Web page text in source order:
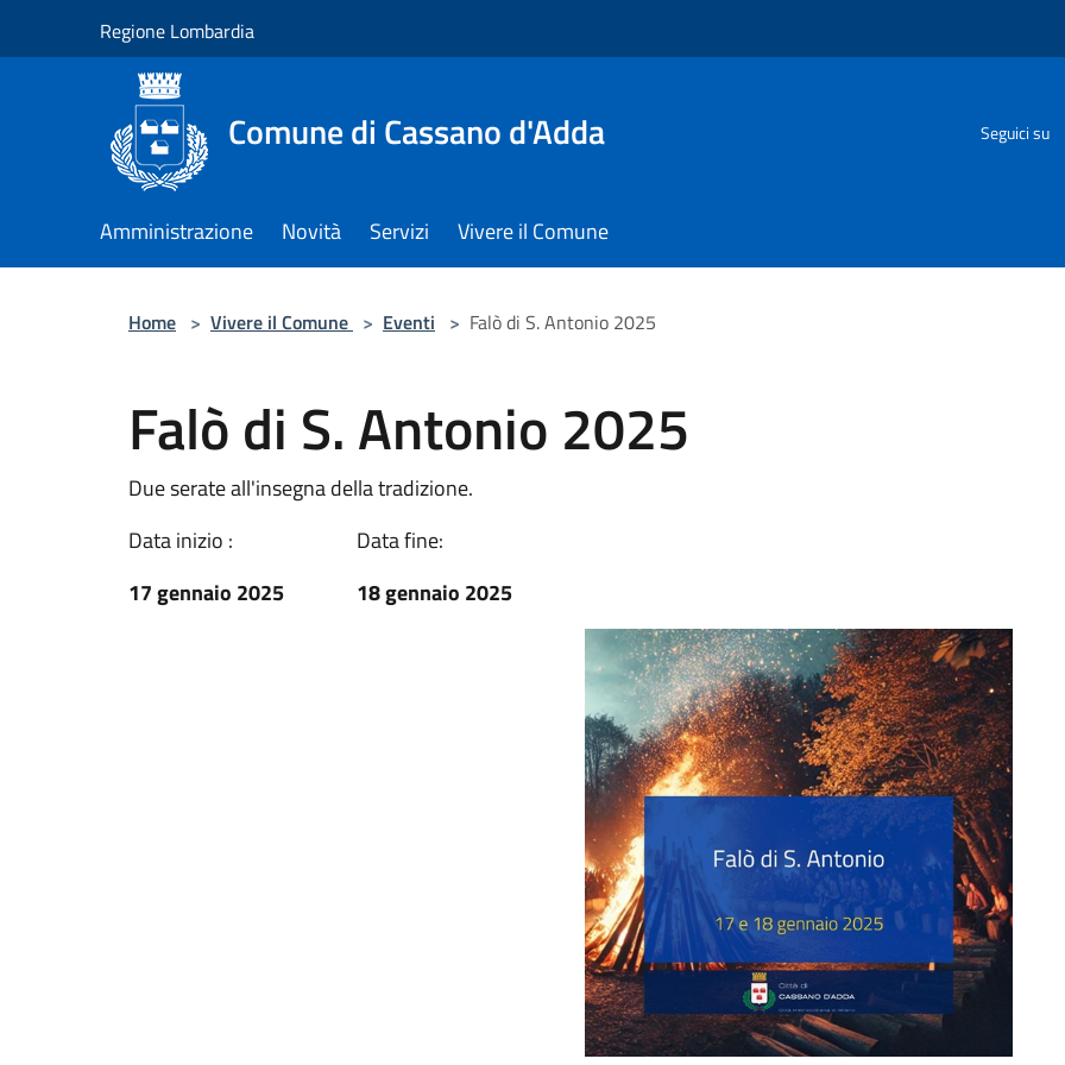
Regione Lombardia
Comune di Cassano d'Adda Seguici su
Amministrazione Novità Servizi Vivere il Comune
Home > Vivere il Comune > Eventi > Falò di S. Antonio 2025
Falò di S. Antonio 2025
Due serate all'insegna della tradizione.
Data inizio :
17 gennaio 2025
Data fine:
18 gennaio 2025